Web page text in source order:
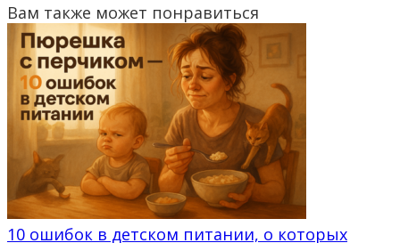
Вам также может понравиться
10 ошибок в детском питании, о которых